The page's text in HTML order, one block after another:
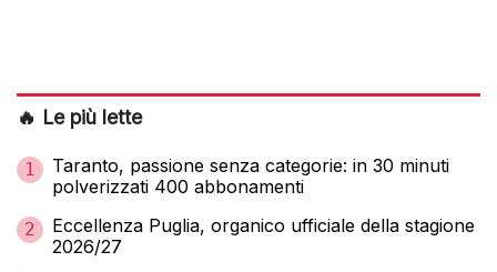
🔥 Le più lette
1
Taranto, passione senza categorie: in 30 minuti
polverizzati 400 abbonamenti
2
Eccellenza Puglia, organico ufficiale della stagione
2026/27